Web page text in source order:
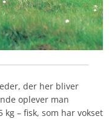
der her bliver
oplever man
– fisk, som har vokset